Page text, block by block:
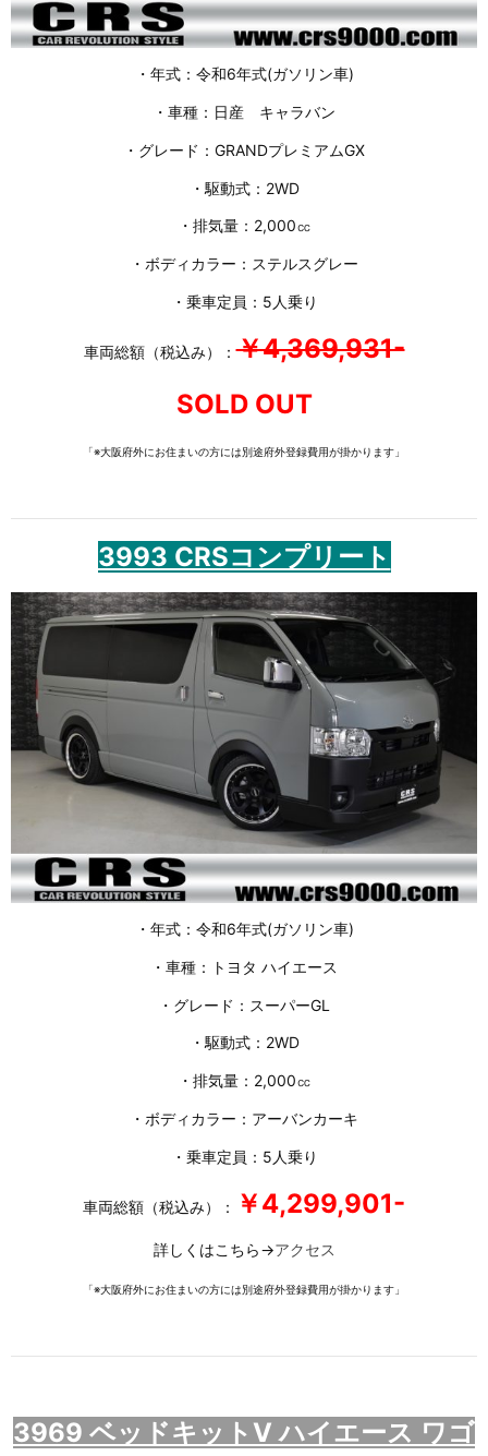
・年式：令和6年式(ガソリン車)
・車種：日産 キャラバン
・グレード：GRANDプレミアムGX
・駆動式：2WD
・排気量：2,000㏄
・ボディカラー：ステルスグレー
・乗車定員：5人乗り
車両総額（税込み）：￥4,369,931-
SOLD OUT
「※大阪府外にお住まいの方には別途府外登録費用が掛かります」
3993 CRSコンプリート
・年式：令和6年式(ガソリン車)
・車種：トヨタ ハイエース
・グレード：スーパーGL
・駆動式：2WD
・排気量：2,000㏄
・ボディカラー：アーバンカーキ
・乗車定員：5人乗り
車両総額（税込み）： ￥4,299,901-
詳しくはこちら→アクセス
「※大阪府外にお住まいの方には別途府外登録費用が掛かります」
3969 ベッドキットV ハイエース ワゴ